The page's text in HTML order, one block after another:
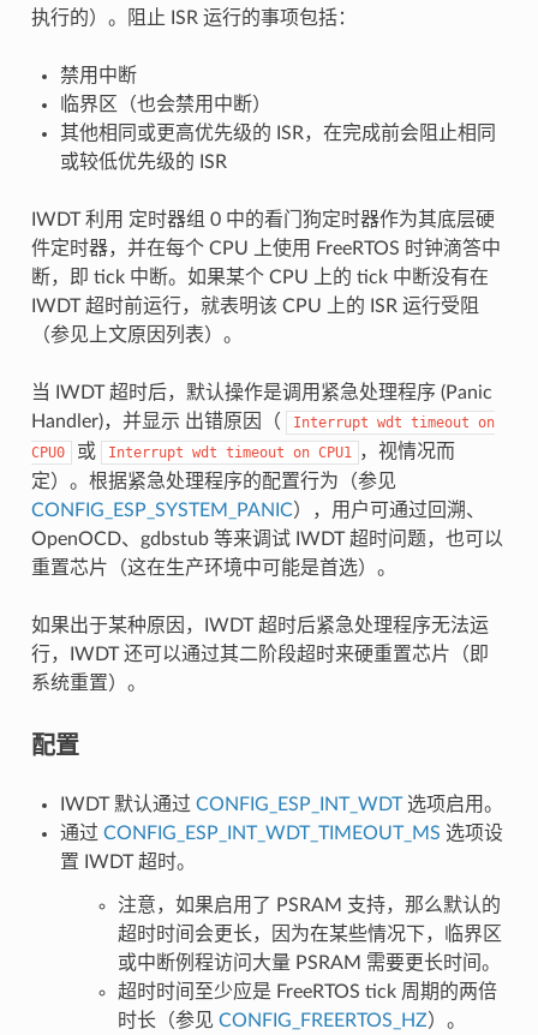
执行的）。阻止 ISR 运行的事项包括：
禁用中断
临界区（也会禁用中断）
其他相同或更高优先级的 ISR，在完成前会阻止相同
或较低优先级的 ISR
IWDT 利用 定时器组 0 中的看门狗定时器作为其底层硬
件定时器，并在每个 CPU 上使用 FreeRTOS 时钟滴答中
断，即 tick 中断。如果某个 CPU 上的 tick 中断没有在
IWDT 超时前运行，就表明该 CPU 上的 ISR 运行受阻
（参见上文原因列表）。
当 IWDT 超时后，默认操作是调用紧急处理程序 (Panic
Handler)，并显示 出错原因（
Interrupt wdt timeout on
CPU0
或 Interrupt wdt timeout on CPU1 ，视情况而
定）。根据紧急处理程序的配置行为（参见
CONFIG_ESP_SYSTEM_PANIC），用户可通过回溯、
OpenOCD、gdbstub 等来调试 IWDT 超时问题，也可以
重置芯片（这在生产环境中可能是首选）。
如果出于某种原因，IWDT 超时后紧急处理程序无法运
行，IWDT 还可以通过其二阶段超时来硬重置芯片（即
系统重置）。
配置
IWDT 默认通过 CONFIG_ESP_INT_WDT选项启用。
通过 CONFIG_ESP_INT_WDT_TIMEOUT_MS 选项设
置 IWDT 超时。
注意，如果启用了 PSRAM 支持，那么默认的
超时时间会更长，因为在某些情况下，临界区
或中断例程访问大量 PSRAM 需要更长时间。
超时时间至少应是 FreeRTOS tick 周期的两倍
时长（参见 CONFIG_FREERTOS_HZ）。